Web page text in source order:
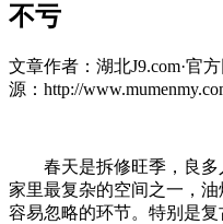
不亏
文章作者：湖北J9.com·官
源：http://
春天是拆修旺季，良多
家里最复杂的空间之一，
容易忽略的环节。特别是